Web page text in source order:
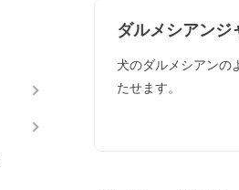
ダルメシアンジ
犬のダルメシアンの
たせます。